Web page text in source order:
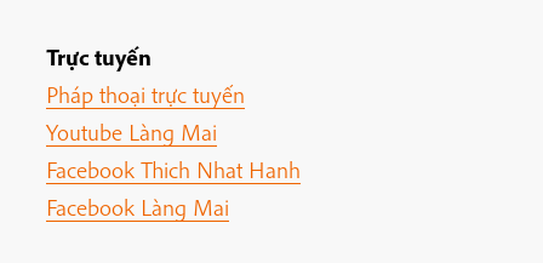
Trực tuyến
Pháp thoại trực tuyến
Youtube Làng Mai
Facebook Thich Nhat Hanh
Facebook Làng Mai